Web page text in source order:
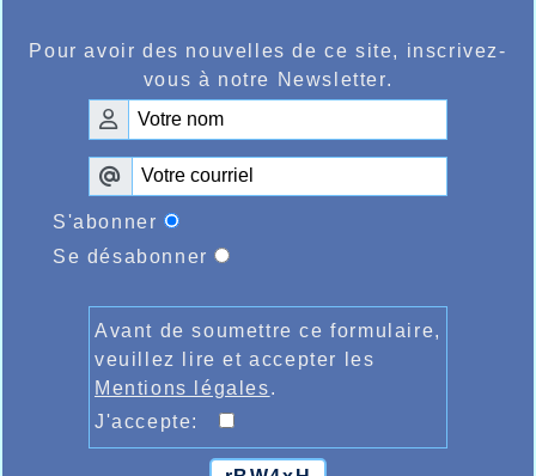
Pour avoir des nouvelles de ce site, inscrivez-
vous à notre Newsletter.
S'abonner
Se désabonner
Avant de soumettre ce formulaire,
veuillez lire et accepter les
Mentions légales.
J'accepte: